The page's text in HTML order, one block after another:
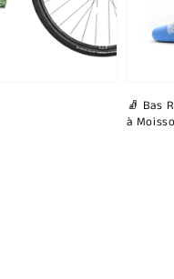
🧦 Bas
à